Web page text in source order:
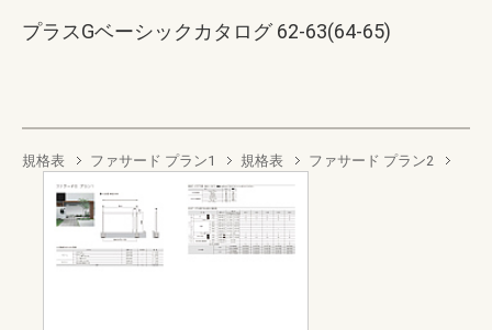
プラスGベーシックカタログ 62-63(64-65)
規格表 ファサード プラン1 規格表 ファサード プラン2